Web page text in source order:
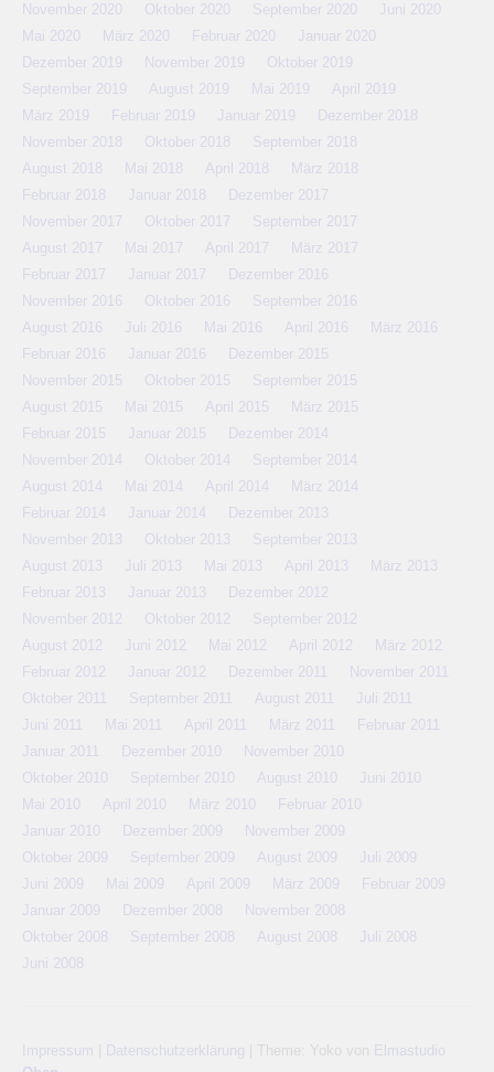
November 2020
Oktober 2020 September 2020
Juni 2020
Mai 2020
März 2020 Februar 2020
Januar 2020
Dezember 2019
November 2019
Oktober 2019
September 2019
August 2019 Mai 2019
April 2019
März 2019
Februar 2019 Januar 2019
Dezember 2018
November 2018
Oktober 2018
September 2018
August 2018
Mai 2018 April 2018
März 2018
Februar 2018
Januar 2018
Dezember 2017
November 2017
Oktober 2017
September 2017
August 2017
Mai 2017 April 2017
März 2017
Februar 2017
Januar 2017
Dezember 2016
November 2016
Oktober 2016
September 2016
August 2016
Juli 2016 Mai 2016 April 2016
März 2016
Februar 2016
Januar 2016
Dezember 2015
November 2015
Oktober 2015
September 2015
August 2015
Mai 2015 April 2015
März 2015
Februar 2015
Januar 2015
Dezember 2014
November 2014
Oktober 2014
September 2014
August 2014
Mai 2014 April 2014
März 2014
Februar 2014
Januar 2014
Dezember 2013
November 2013
Oktober 2013
September 2013
August 2013
Juli 2013 Mai 2013 April 2013
März 2013
Februar 2013
Januar 2013
Dezember 2012
November 2012
Oktober 2012
September 2012
August 2012
Juni 2012 Mai 2012 April 2012
März 2012
Februar 2012
Januar 2012 Dezember 2011
November 2011
Oktober 2011
September 2011 August 2011
Juli 2011
Juni 2011
Mai 2011 April 2011 März 2011
Februar 2011
Januar 2011
Dezember 2010
November 2010
Oktober 2010
September 2010 August 2010
Juni 2010
Mai 2010
April 2010 März 2010
Februar 2010
Januar 2010
Dezember 2009
November 2009
Oktober 2009
September 2009 August 2009
Juli 2009
Juni 2009
Mai 2009 April 2009 März 2009
Februar 2009
Januar 2009
Dezember 2008
November 2008
Oktober 2008
September 2008 August 2008
Juli 2008
Juni 2008
Impressum Datenschutzerklärung Theme: Yoko von Elmastudio